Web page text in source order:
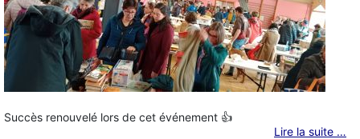
Succès renouvelé lors de cet événement 👍
Lire la suite …